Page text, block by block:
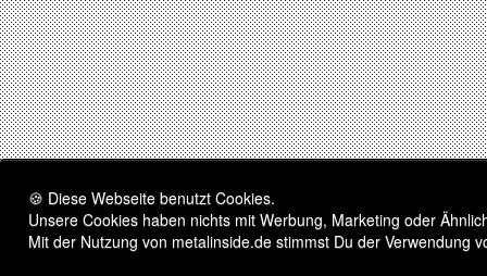
🍪 Diese Webseite benutzt Cookies.
Unsere Cookies haben nichts mit Werbung, Marketing oder
Mit der Nutzung von metalinside.de stimmst Du der Verwendung